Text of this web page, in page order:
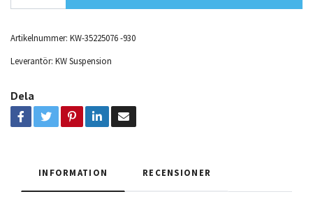
Artikelnummer: KW-35225076 -930
Leverantör: KW Suspension
Dela
INFORMATION RECENSIONER